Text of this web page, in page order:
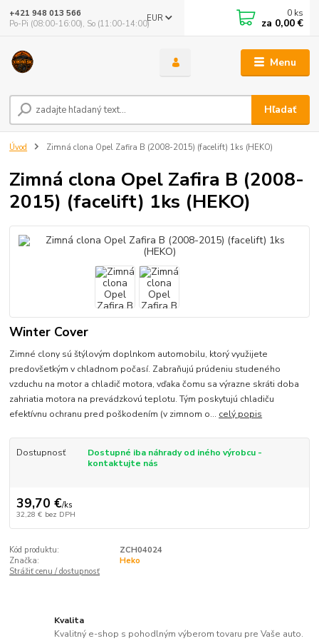
Menu
EUR
Hľadať
+421 948 013 566
Po-Pi (08:00-16:00), So (11:00-14:00)
0 ks
za 0,00 €
Úvod Zimná clona Opel Zafira B (2008-2015) (facelift) 1ks (HEKO)
Zimná clona Opel Zafira B (2008-
2015) (facelift) 1ks (HEKO)
Winter Cover
Zimné clony sú štýlovým doplnkom automobilu, ktorý využijete
predovšetkým v chladnom počasí. Zabraňujú prúdeniu studeného
vzduchu na motor a chladič motora, vďaka čomu sa výrazne skráti doba
zahriatia motora na prevádzkovú teplotu. Tým poskytujú chladiču
efektívnu ochranu pred poškodením (v zimnom o... celý popis
Dostupnosť
Dostupné iba náhrady od iného výrobcu -
kontaktujte nás
39,70 €/ks
32,28 € bez DPH
Kód produktu:
ZCH04024
Značka:
Heko
Strážiť cenu / dostupnosť
Kvalita
Kvalitný e-shop s pohodlným výberom tovaru pre Vaše auto.